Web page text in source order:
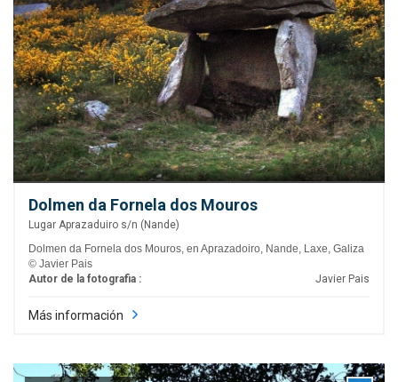
Dolmen da Fornela dos Mouros
Lugar Aprazaduiro s/n (Nande)
Dolmen da Fornela dos Mouros, en Aprazadoiro, Nande, Laxe, Galiza
© Javier Pais
Autor de la fotografia :
Javier Pais
Más información